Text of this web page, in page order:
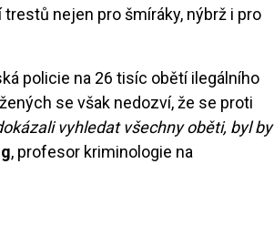
nejen pro šmíráky, nýbrž i pro
policie na 26 tisíc obětí ilegálního
se však nedozví, že se proti
vyhledat všechny oběti, byl by
, profesor kriminologie na